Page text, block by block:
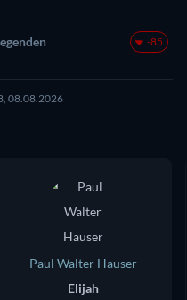
-85
08.08.2026
Paul Walter Hauser
Elijah